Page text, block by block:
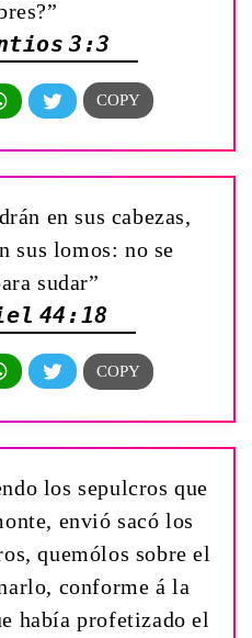
3:3
en sus cabezas,
sus lomos: no se
sudar”
44:18
los sepulcros que
envió sacó los
quemólos sobre el
conforme á la
había profetizado el